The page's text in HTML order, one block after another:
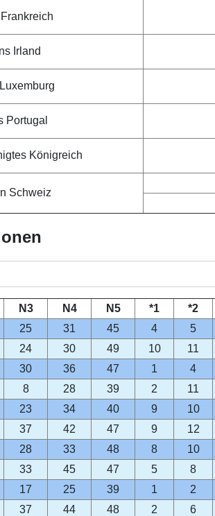
Irland
Portugal
Königreich
Schweiz
N3 N4 N5 *1 *2
25 31 45 4
5
24 30 49 10
11
30 36 47 1
4
8 28 39 2
11
23 34 40 9
10
37 42 47 9
12
28 33 48 8
10
33 45 47 5
8
17 25 39 1 2
37 44 48 2
6